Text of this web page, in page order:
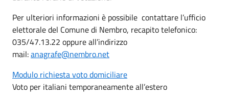
Per ulteriori informazioni è possibile contattare l’ufficio
elettorale del Comune di Nembro, recapito telefonico:
035/47.13.22 oppure all’indirizzo
mail:anagrafe@nembro.net
Modulo richiesta voto domiciliare
Voto per italiani temporaneamente all’estero